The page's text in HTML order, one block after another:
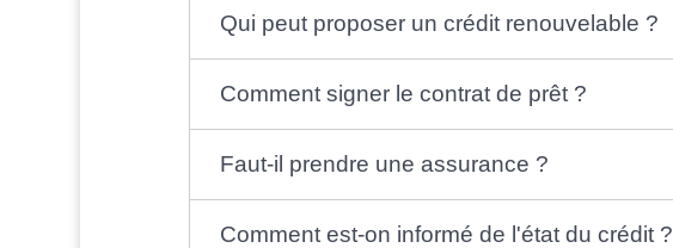
Qui peut proposer un crédit renouvelable ?
Comment signer le contrat de prêt ?
Faut-il prendre une assurance ?
Comment est-on informé de l'état du crédit ?